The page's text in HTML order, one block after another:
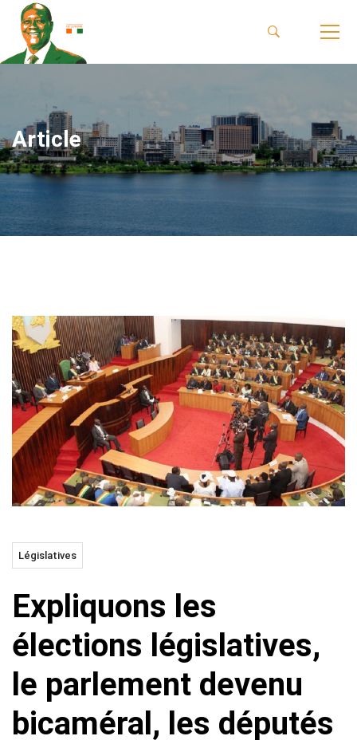
Article
Législatives
Expliquons les
élections législatives,
le parlement devenu
bicaméral, les députés